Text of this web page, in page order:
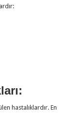
hastalıklardır. En